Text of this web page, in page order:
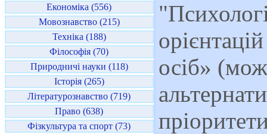
Економіка (556)
Мовознавство (215)
Техніка (188)
Філософія (70)
Природничі науки (118)
Історія (265)
Літературознавство (719)
Право (638)
Фізкультура та спорт (73)
осіб»